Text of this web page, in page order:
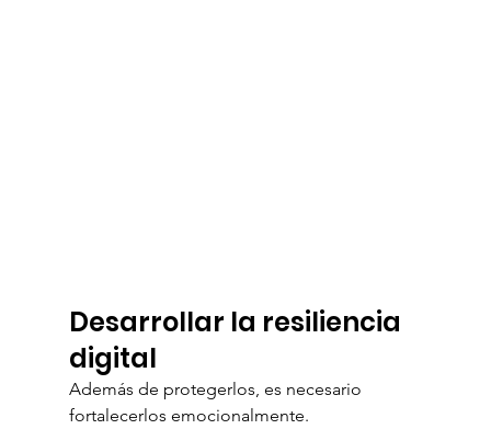
Desarrollar la resiliencia
digital
Además de protegerlos, es necesario
fortalecerlos emocionalmente.